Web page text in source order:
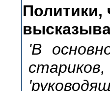
Политики,
'В